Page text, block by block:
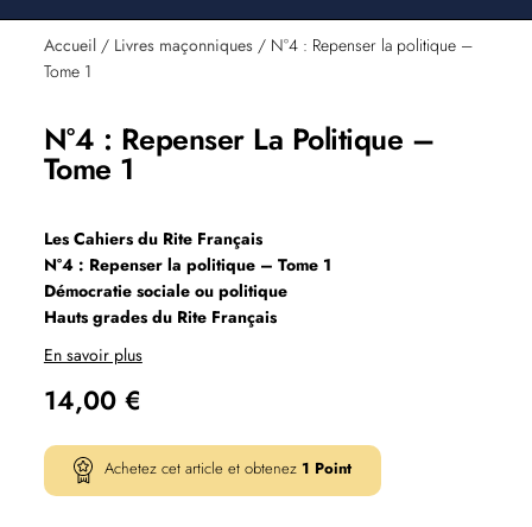
Accueil/ Livres maçonniques/ N°4 : Repenser la politique –
Tome 1
N°4 : Repenser La Politique –
Tome 1
Les Cahiers du Rite Français
N°4 : Repenser la politique – Tome 1
Démocratie sociale ou politique
Hauts grades du Rite Français
En savoir plus
14,00 €
Achetez cet article et obtenez 1 Point